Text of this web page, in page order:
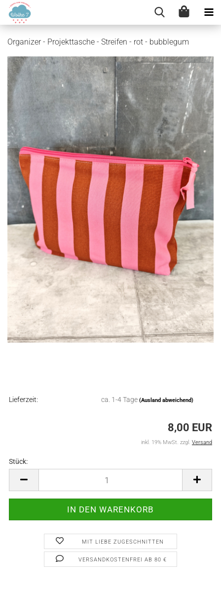
Organizer - Projekttasche - Streifen - rot - bubblegum
Lieferzeit: ca. 1-4 Tage (Ausland abweichend)
8,00 EUR
inkl. 19% MwSt. zzgl. Versand
Stück:
MIT LIEBE ZUGESCHNITTEN
VERSANDKOSTENFREI AB 80 €